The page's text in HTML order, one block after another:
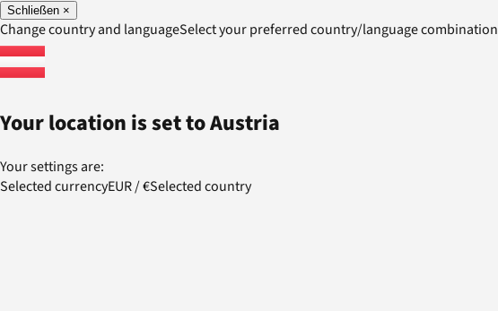
Schließen ×
Change country and languageSelect your preferred country/language combination
Your location is set toAustria
Your settings are:
Selected currencyEUR/€Selected country